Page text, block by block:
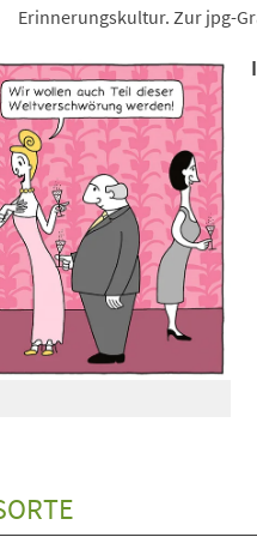
Erinnerungskultur. Zur jpg-